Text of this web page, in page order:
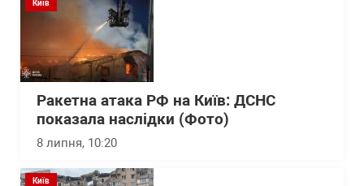
Київ
Ракетна атака РФ на Київ: ДСНС
показала наслідки (Фото)
8 липня, 10:20
Київ